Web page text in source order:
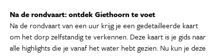
Na de rondvaart: ontdek Giethoorn te voet
Na de rondvaart van een uur krijg je een gedetailleerde kaart
om het dorp zelfstandig te verkennen. Deze kaart is je gids naar
alle highlights die je vanaf het water hebt gezien. Nu kun je deze